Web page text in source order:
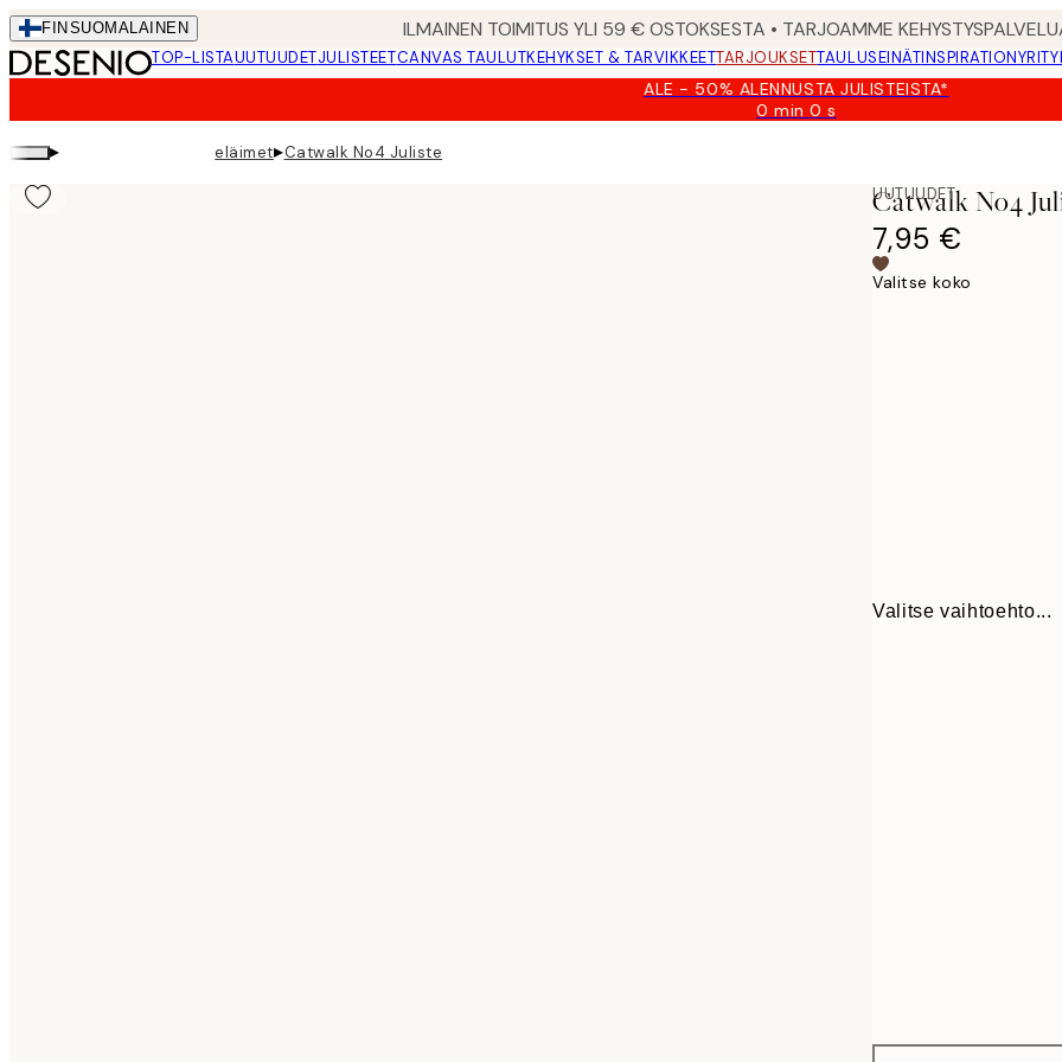
Skip
to
main
FIN SUOMALAINEN ILMAINEN TOIMITUS YLI 59 € OSTOKSESTA • TARJOAMME
TOP-LISTAUUTUUDETJULISTEETCANVAS TAULUTKEHYKSET & TARVIKKEETTARJOUKSETTAULUSEINÄTINSPIRATION
ALE - 50% ALENNUSTA JULISTEISTA*
0 min0 s
Voimassa
▸ eläimet▸Catwalk No4 Juliste
UUTUUDET
Catwalk No4
7,95 €
Valitse koko
Valitse vaihtoehto...